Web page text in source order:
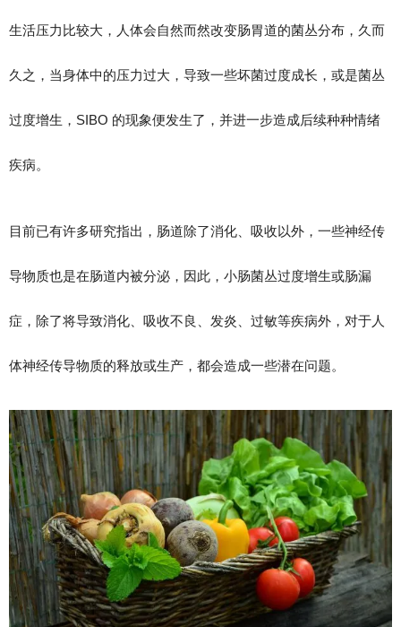
生活压力比较大，人体会自然而然改变肠胃道的菌丛分布，久而
久之，当身体中的压力过大，导致一些坏菌过度成长，或是菌丛
过度增生，SIBO 的现象便发生了，并进一步造成后续种种情绪
疾病。
目前已有许多研究指出，肠道除了消化、吸收以外，一些神经传
导物质也是在肠道内被分泌，因此，小肠菌丛过度增生或肠漏
症，除了将导致消化、吸收不良、发炎、过敏等疾病外，对于人
体神经传导物质的释放或生产，都会造成一些潜在问题。